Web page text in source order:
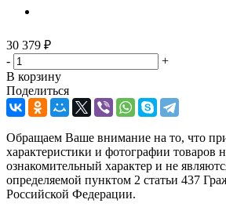
30 379 ₽
-
+
В корзину
Поделиться
Обращаем Ваше внимание на то, что
характеристики и фотографии товаров
ознакомительный характер и не
определяемой пунктом 2 статьи 437
Российской Федерации.